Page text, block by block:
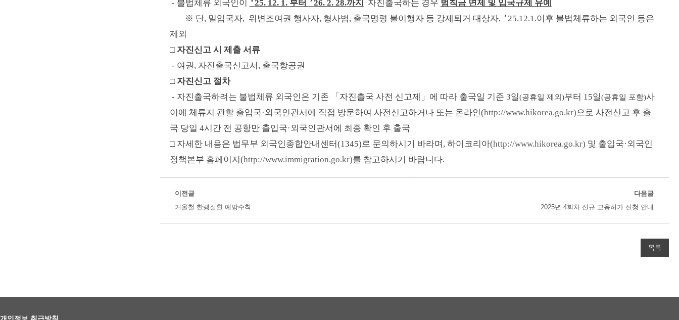
- 불법체류 외국인이 ‘25. 12. 1. 부터 ’26. 2. 28.까지 자진출국하는 경우 범칙금 면제 및 입국규제 유예
※ 단, 밀입국자, 위변조여권 행사자, 형사범, 출국명령 불이행자 등 강제퇴거 대상자, ’25.12.1.이후 불법체류하는 외국인 등은
제외
□ 자진신고 시 제출 서류
- 여권 , 자진출국신고서 , 출국항공권
□ 자진신고 절차
- 자진출국하려는 불법체류 외국인은 기존 「 자진출국 사전 신고제 」 에 따라 출국일 기준 3일(공휴일 제외 )부터 15일(공휴일 포함)사
이에 체류지 관할 출입국·외국인관서에 직접 방문하여 사전신고하거나 또는 온라인(http://www.hikorea.go.kr)으로 사전신고 후 출
국 당일 4시간 전 공항만 출입국·외국인관서에 최종 확인 후 출국
□ 자세한 내용은 법무부 외국인종합안내센터(1345)로 문의하시기 바라며, 하이코리아(http://www.hikorea.go.kr) 및 출입국·외국인
정책본부 홈페이지(http://www.immigration.go.kr)를 참고하시기 바랍니다.
이전글
겨울철 한랭질환 예방수칙
다음글
2025년 4회차 신규 고용허가 신청 안내
목록